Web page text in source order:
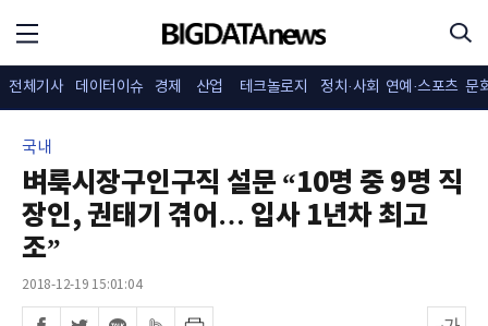
전체기사 데이터이슈 경제 산업 테크놀로지 정치·사회 연예·스포츠 문
국내
벼룩시장구인구직 설문 “10명 중 9명 직
장인, 권태기 겪어… 입사 1년차 최고
조”
2018-12-19 15:01:04